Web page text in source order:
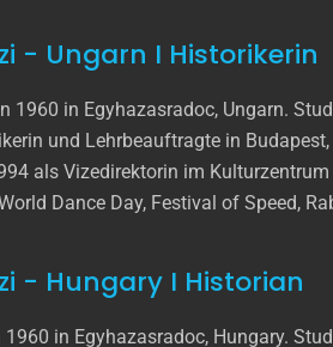
- Ungarn I Historikerin
1960 in Egyhazasradoc, Ungarn.
und Lehrbeauftragte in
als Vizedirektorin im
Dance Day, Festival of Speed,
- Hungary I Historian
in Egyhazasradoc, Hungary.